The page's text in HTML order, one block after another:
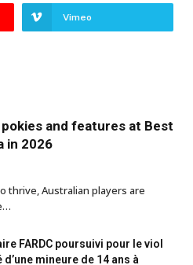
Vimeo
and features at Best
in 2026
thrive, Australian players are
FARDC poursuivi pour le viol
d’une mineure de 14 ans à